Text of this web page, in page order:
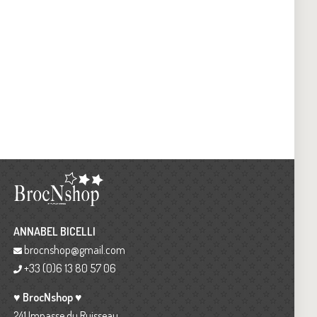
ANNABEL BICELLI
brocnshop@gmail.com
+33 (0)6 13 80 57 06
♥ BrocNshop ♥